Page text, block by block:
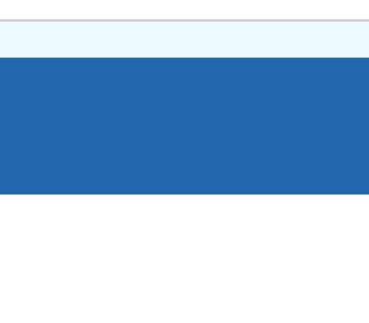
どの育成対象者や
ーマなどの条件から